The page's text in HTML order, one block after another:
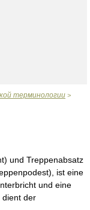
терминологии >
und Treppenabsatz
ist eine
und eine
dient der